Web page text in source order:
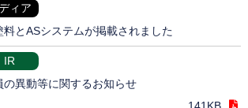
ィア
とASシステムが掲載されました
IR
異動等に関するお知らせ